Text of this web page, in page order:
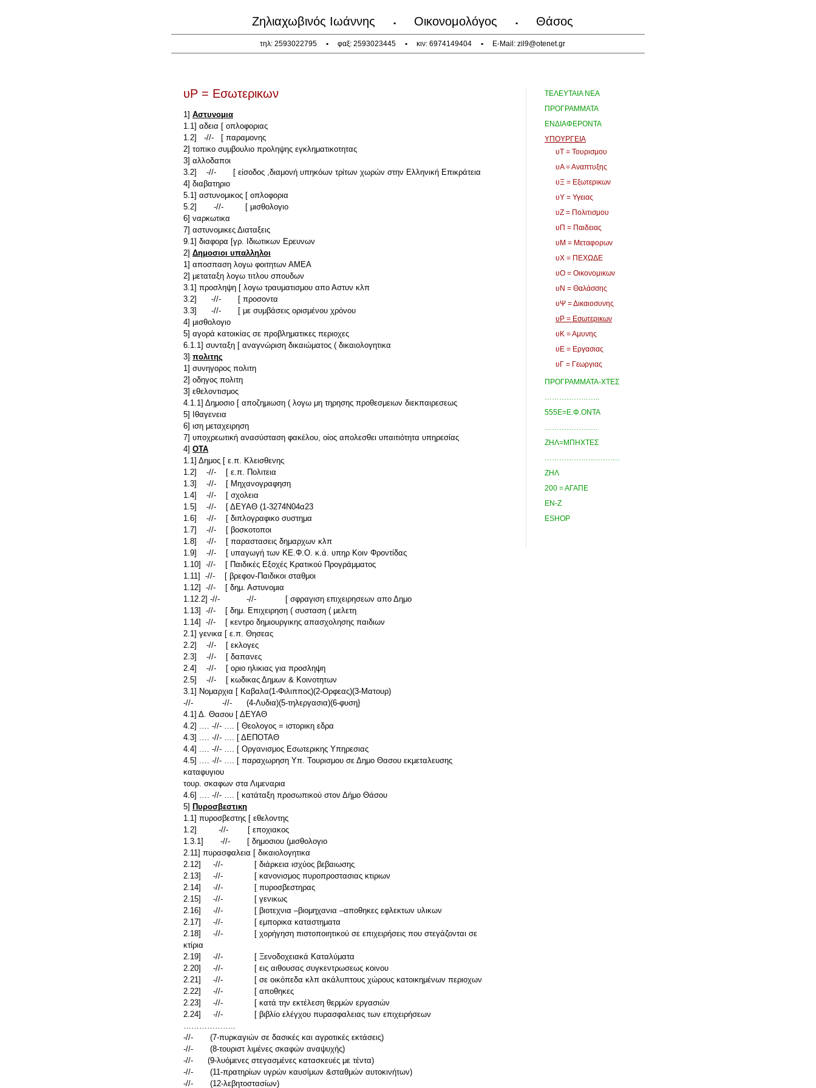
Ζηλιαχωβινός Ιωάννης • Οικονομολόγος • Θάσος
τηλ: 2593022795 • φαξ: 2593023445 • κιν: 6974149404 • E-Mail: zil9@otenet.gr
υΡ = Εσωτερικων
1] Αστυνομια
1.1] αδεια [ οπλοφοριας
1.2] -//- [ παραμονης
2] τοπικο συμβουλιο προληψης εγκληματικοτητας
3] αλλοδαποι
3.2] -//- [ είσοδος ,διαμονή υπηκόων τρίτων χωρών στην Ελληνική Επικράτεια
4] διαβατηριο
5.1] αστυνομικος [ οπλοφορια
5.2] -//- [ μισθολογιο
6] ναρκωτικα
7] αστυνομικες Διαταξεις
9.1] διαφορα [γρ. Ιδιωτικων Ερευνων
2] Δημοσιοι υπαλληλοι
1] αποσπαση λογω φοιτητων ΑΜΕΑ
2] μεταταξη λογω τιτλου σπουδων
3.1] προσληψη [ λογω τραυματισμου απο Αστυν κλπ
3.2] -//- [ προσοντα
3.3] -//- [ με συμβάσεις ορισμένου χρόνου
4] μισθολογιο
5] αγορά κατοικίας σε προβληματικες περιοχες
6.1.1] συνταξη [ αναγνώριση δικαιώματος ( δικαιολογητικα
3] πολιτης
1] συνηγορος πολιτη
2] οδηγος πολιτη
3] εθελοντισμος
4.1.1] Δημοσιο [ αποζημιωση ( λογω μη τηρησης προθεσμειων διεκπαιρεσεως
5] Ιθαγενεια
6] ιση μεταχειρηση
7] υποχρεωτική ανασύσταση φακέλου, οίος απολεσθει υπαιτιότητα υπηρεσίας
4] ΟΤΑ
1.1] Δημος [ ε.π. Κλεισθενης
1.2] -//- [ ε.π. Πολιτεια
1.3] -//- [ Μηχανογραφηση
1.4] -//- [ σχολεια
1.5] -//- [ ΔΕΥΑΘ (1-3274Ν04α23
1.6] -//- [ διπλογραφικο συστημα
1.7] -//- [ βοσκοτοποι
1.8] -//- [ παραστασεις δημαρχων κλπ
1.9] -//- [ υπαγωγή των ΚΕ.Φ.Ο. κ.ά. υπηρ Κοιν Φροντίδας
1.10] -//- [ Παιδικές Εξοχές Κρατικού Προγράμματος
1.11] -//- [ βρεφον-Παιδικοι σταθμοι
1.12] -//- [ δημ. Αστυνομια
1.12.2] -//- -//- [ σφραγιση επιχειρησεων απο Δημο
1.13] -//- [ δημ. Επιχειρηση ( συσταση ( μελετη
1.14] -//- [ κεντρο δημιουργικης απασχολησης παιδιων
2.1] γενικα [ ε.π. Θησεας
2.2] -//- [ εκλογες
2.3] -//- [ δαπανες
2.4] -//- [ οριο ηλικιας για προσληψη
2.5] -//- [ κωδικας Δημων & Κοινοτητων
3.1] Νομαρχια [ Καβαλα(1-Φιλιππος)(2-Ορφεας)(3-Ματουρ)
-//- -//- (4-Λυδια)(5-τηλεργασια)(6-φυση}
4.1] Δ. Θασου [ ΔΕΥΑΘ
4.2] .… -//- …. [ Θεολογος = ιστορικη εδρα
4.3] .… -//- …. [ ΔΕΠΟΤΑΘ
4.4] .… -//- …. [ Οργανισμος Εσωτερικης Υπηρεσιας
4.5] .… -//- …. [ παραχωρηση Υπ. Τουρισμου σε Δημο Θασου εκμεταλευσης
καταφυγιου
τουρ. σκαφων στα Λιμεναρια
4.6] …. -//- …. [ κατάταξη προσωπικού στον Δήμο Θάσου
5] Πυροσβεστικη
1.1] πυροσβεστης [ εθελοντης
1.2] -//- [ εποχιακος
1.3.1] -//- [ δημοσιου (μισθολογιο
2.11] πυρασφαλεια [ δικαιολογητικα
2.12] -//- [ διάρκεια ισχύος βεβαιωσης
2.13] -//- [ κανονισμος πυροπροστασιας κτιριων
2.14] -//- [ πυροσβεστηρας
2.15] -//- [ γενικως
2.16] -//- [ βιοτεχνια –βιομηχανια –αποθηκες εφλεκτων υλικων
2.17] -//- [ εμπορικα καταστηματα
2.18] -//- [ χορήγηση πιστοποιητικού σε επιχειρήσεις που στεγάζονται σε
κτίρια
2.19] -//- [ Ξενοδοχειακά Καταλύματα
2.20] -//- [ εις αιθουσας συγκεντρωσεως κοινου
2.21] -//- [ σε οικόπεδα κλπ ακάλυπτους χώρους κατοικημένων περιοχων
2.22] -//- [ αποθηκες
2.23] -//- [ κατά την εκτέλεση θερμών εργασιών
2.24] -//- [ βιβλίο ελέγχου πυρασφαλειας των επιχειρήσεων
………………..
-//- (7-πυρκαγιών σε δασικές και αγροτικές εκτάσεις)
-//- (8-τουριστ λιμένες σκαφών αναψυχής)
-//- (9-λυόμενες στεγασμένες κατασκευές με τέντα)
-//- (11-πρατηρίων υγρών καυσίμων &σταθμών αυτοκινήτων)
-//- (12-λεβητοστασίων)
ΤΕΛΕΥΤΑΙΑ ΝΕΑ
ΠΡΟΓΡΑΜΜΑΤΑ
ΕΝΔΙΑΦΕΡΟΝΤΑ
ΥΠΟΥΡΓΕΙΑ
υΤ = Τουρισμου
υΑ = Αναπτυξης
υΞ = Εξωτερικων
υΥ = Υγειας
υΖ = Πολιτισμου
υΠ = Παιδειας
υΜ = Μεταφορων
υΧ = ΠΕΧΩΔΕ
υΟ = Οικονομικων
υΝ = Θαλάσσης
υΨ = Δικαιοσυνης
υΡ = Εσωτερικων
υΚ = Αμυνης
υΕ = Εργασιας
υΓ = Γεωργιας
ΠΡΟΓΡΑΜΜΑΤΑ-ΧΤΕΣ
…………………..
555Ε=Ε.Φ.ΟΝΤΑ
………………….
ΖΗΛ=ΜΠΗΧΤΕΣ
………………………….
ΖΗΛ
200 = ΑΓΑΠΕ
ΕΝ-Ζ
ESHOP